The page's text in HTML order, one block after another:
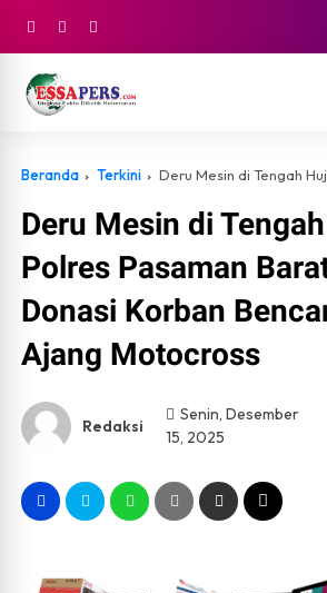
Beranda Terkini Deru Mesin di Tengah Hujan, Polres Pasaman Barat
Deru Mesin di
Polres Pasaman
Donasi Korban
Ajang Motocross
Redaksi
Senin, Desember
15, 2025